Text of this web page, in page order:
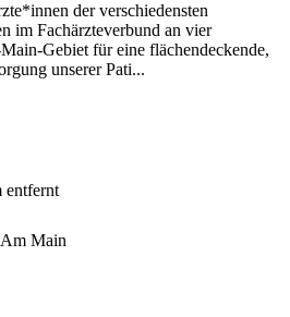
der verschiedensten
im Fachärzteverbund an vier
Gebiet für eine flächendeckende,
unserer Pati...
entfernt
Main